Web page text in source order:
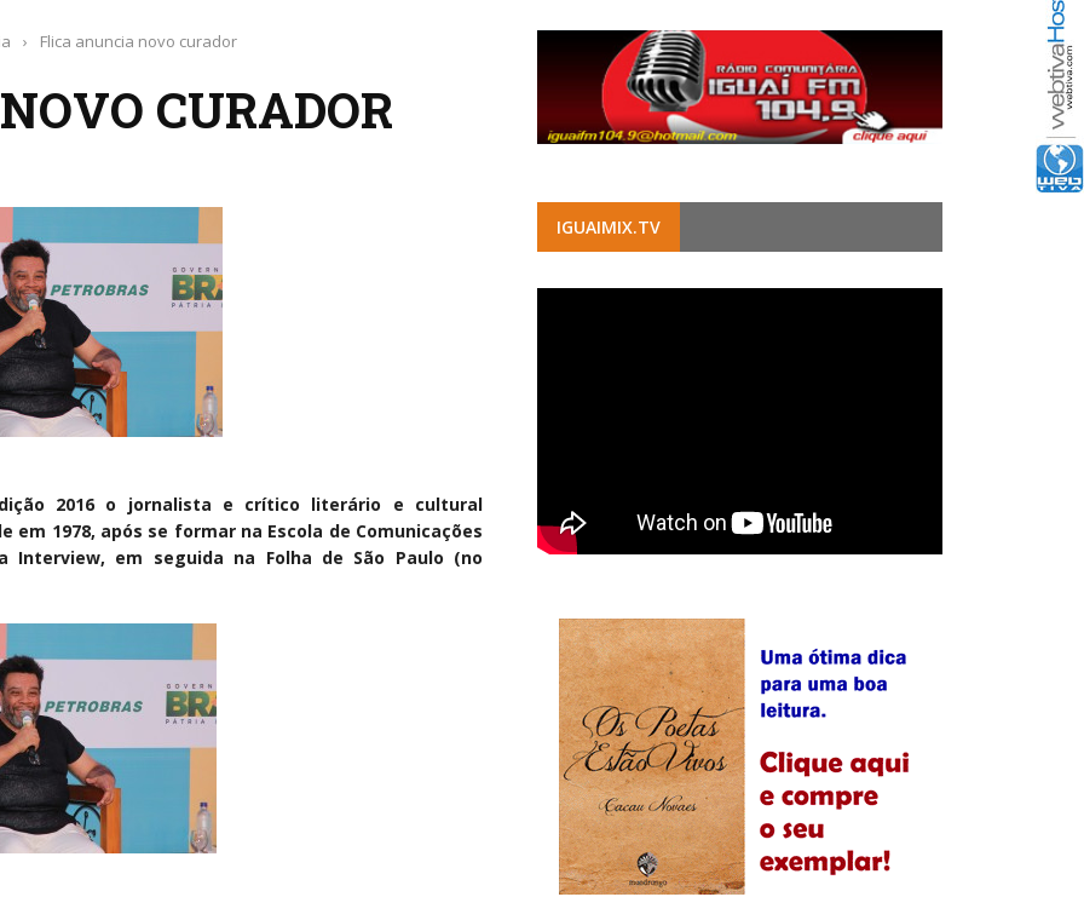
› Flica anuncia novo curador
CURADOR
2016 o jornalista e crítico literário e cultural
1978, após se formar na Escola de Comunicações
Interview, em seguida na Folha de São Paulo (no
IGUAIMIX.TV